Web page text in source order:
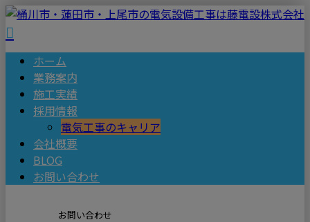
ホーム
業務案内
施工実績
採用情報
電気工事のキャリア
会社概要
BLOG
お問い合わせ
お問い合わせ